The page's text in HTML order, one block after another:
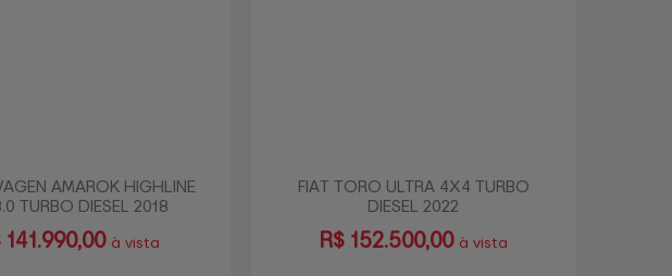
AMAROK HIGHLINE
TURBO DIESEL 2018
141.990,00 à vista
FIAT TORO ULTRA 4X4 TURBO
DIESEL 2022
R$152.500,00 à vista